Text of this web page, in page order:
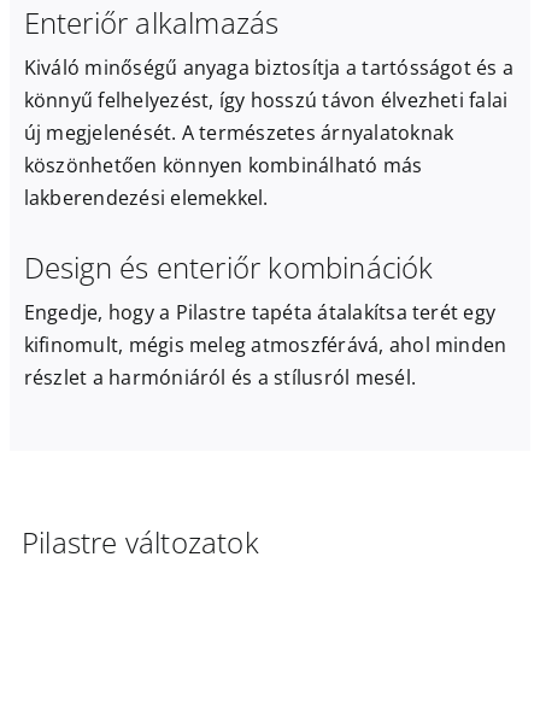
Enteriőr alkalmazás
Kiváló minőségű anyaga biztosítja a tartósságot és a
könnyű felhelyezést, így hosszú távon élvezheti falai
új megjelenését. A természetes árnyalatoknak
köszönhetően könnyen kombinálható más
lakberendezési elemekkel.
Design és enteriőr kombinációk
Engedje, hogy a Pilastre tapéta átalakítsa terét egy
kifinomult, mégis meleg atmoszférává, ahol minden
részlet a harmóniáról és a stílusról mesél.
Pilastre változatok